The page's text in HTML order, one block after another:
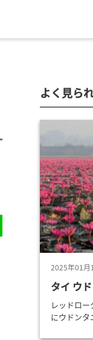
よく見ら
2025年01月
タイ ウ
レッドロ
にウドンタ